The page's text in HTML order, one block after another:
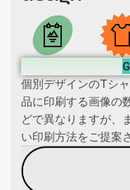
個別デザインのTシ
品に印刷する画像の
どで異なりますが、
い印刷方法をご提案